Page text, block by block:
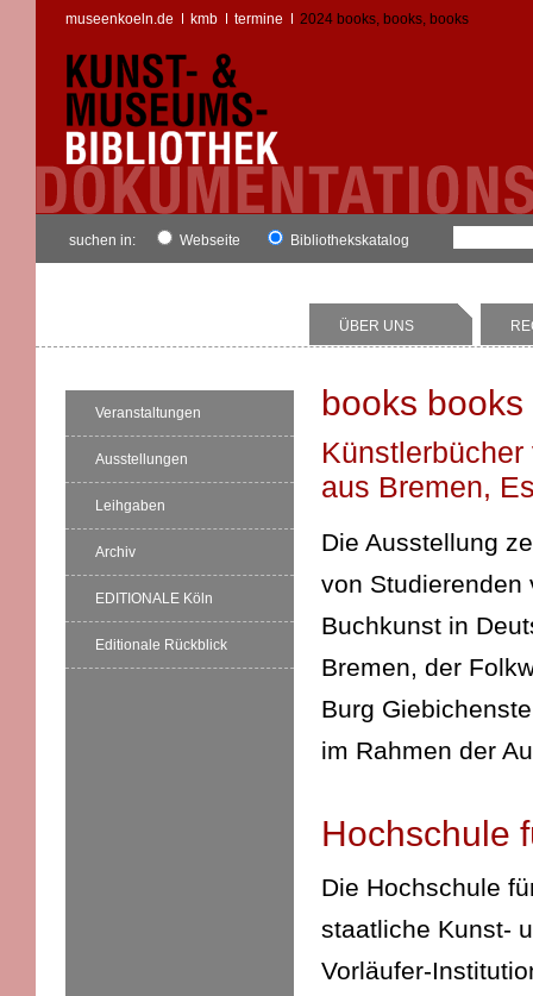
museenkoeln.de kmb termine 2024 books, books, books
suchen in: Webseite Bibliothekskatalog
ÜBER UNS
Veranstaltungen
Ausstellungen
Leihgaben
Archiv
EDITIONALE Köln
Editionale Rückblick
books
aus Bremen,
Die Ausstellung
von Studierenden
Buchkunst in
Bremen, der
Burg
im Rahmen der
Hochschule
Die Hochschule
staatliche Kunst-
Vorläufer-